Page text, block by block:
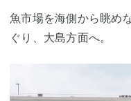
魚市場を海側から眺め
ぐり、大島方面へ。